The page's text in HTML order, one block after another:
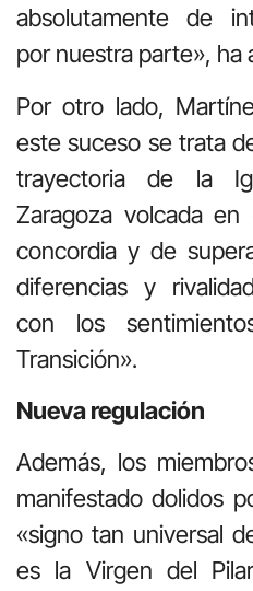
absolutamente de
por nuestra parte», ha
Por otro lado,
este suceso se trata
trayectoria de la
Zaragoza volcada
concordia y de
diferencias y
con los
Transición».
Nueva regulación
Además, los
manifestado dolidos
«signo tan universal
es la Virgen del